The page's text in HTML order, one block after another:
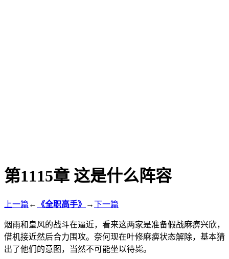
第1115章 这是什么阵容
上一篇 ← 《全职高手》 →下一篇
烟雨和皇风的战斗在逼近，看来这两家是准备假战麻痹兴欣，
借机接近然后合力围攻。奈何现在叶修麻痹状态解除，基本猜
出了他们的意图，当然不可能坐以待毙。